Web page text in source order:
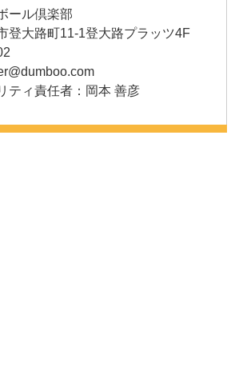
ール倶楽部
登大路町11-1登大路プラッツ4F
ティ責任者：岡本 善彦